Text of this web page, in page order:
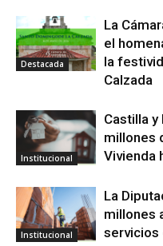
Destacada
La
el
la
Calzada
Institucional
Castilla
millones
Vivienda
Institucional
La
millones
servicios